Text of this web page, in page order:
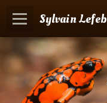
Sylvain
Panier
Votre compte
Accueil